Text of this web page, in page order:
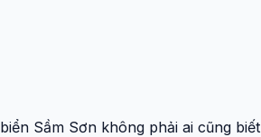
Sầm Sơn không phải ai cũng biết